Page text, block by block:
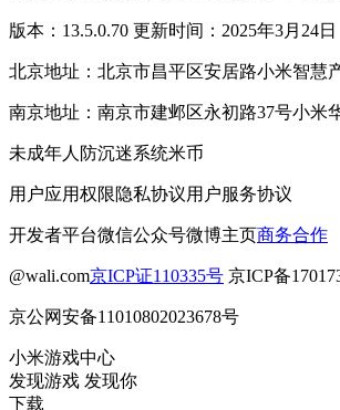
版本：13.5.0.70 更新时间：2025年3月24日
北京地址：北京市昌平区安居路小米智慧
南京地址：南京市建邺区永初路37号小米
未成年人防沉迷系统米币
用户应用权限隐私协议用户服务协议
开发者平台微信公众号微博主页商务合作
@wali.com京ICP证110335号 京ICP备
京公网安备11010802023678号
小米游戏中心
发现游戏 发现你
下载